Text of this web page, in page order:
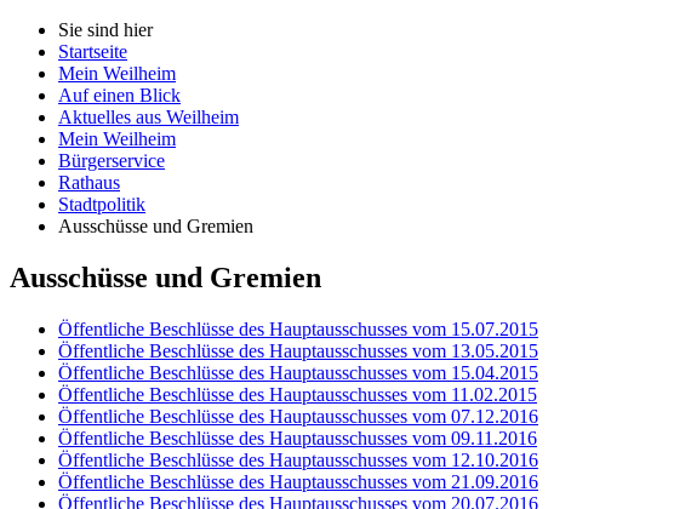
Sie sind hier
Startseite
Mein Weilheim
Auf einen Blick
Aktuelles aus Weilheim
Mein Weilheim
Bürgerservice
Rathaus
Stadtpolitik
Ausschüsse und Gremien
Ausschüsse und Gremien
Öffentliche Beschlüsse des Hauptausschusses vom 15.07.2015
Öffentliche Beschlüsse des Hauptausschusses vom 13.05.2015
Öffentliche Beschlüsse des Hauptausschusses vom 15.04.2015
Öffentliche Beschlüsse des Hauptausschusses vom 11.02.2015
Öffentliche Beschlüsse des Hauptausschusses vom 07.12.2016
Öffentliche Beschlüsse des Hauptausschusses vom 09.11.2016
Öffentliche Beschlüsse des Hauptausschusses vom 12.10.2016
Öffentliche Beschlüsse des Hauptausschusses vom 21.09.2016
Öffentliche Beschlüsse des Hauptausschusses vom 20.07.2016